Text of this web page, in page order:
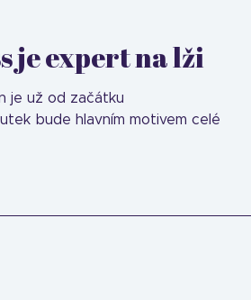
je expert na lži
je už od začátku
bude hlavním motivem celé